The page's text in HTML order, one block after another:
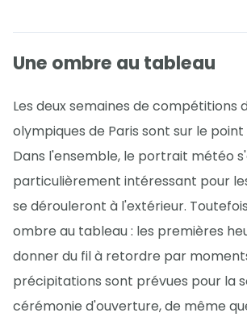
Une ombre au tableau
Les deux semaines de compétitions
olympiques de Paris sont sur le
Dans l'ensemble, le portrait météo
particulièrement intéressant pour
se dérouleront à l'extérieur.
ombre au tableau : les premières
donner du fil à retordre par
précipitations sont prévues pour la
cérémonie d'ouverture, de même